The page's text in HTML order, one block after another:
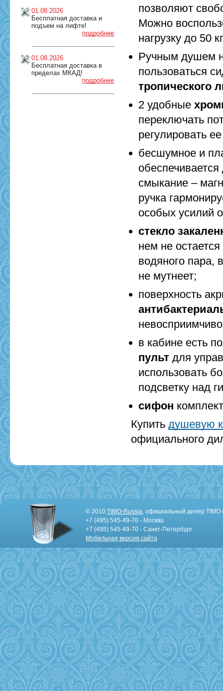
01.08.2026
Бесплатная доставка и
подъем на лифте!
подробнее
01.08.2026
Бесплатная доставка в
пределах МКАД!
подробнее
позволяют
Можно
нагрузку до 50
Ручным душем
пользоваться
тропического
2 удобные
переключать
регулировать
бесшумное и
смыкание –
ручка
особых усилий
стекло
нем не
водяного пара,
не мутнеет;
поверхность
в кабине есть
пульт для
использовать
подсветку над
сифон
Купитьдушевую
официального
© 2010 TIMO-Russia, официальный дилер TIMO
+7 (495) 545-49-70 - Москва
+7 (495) 545-49-70 - Санкт-Петербург
Мобильная версия сайта